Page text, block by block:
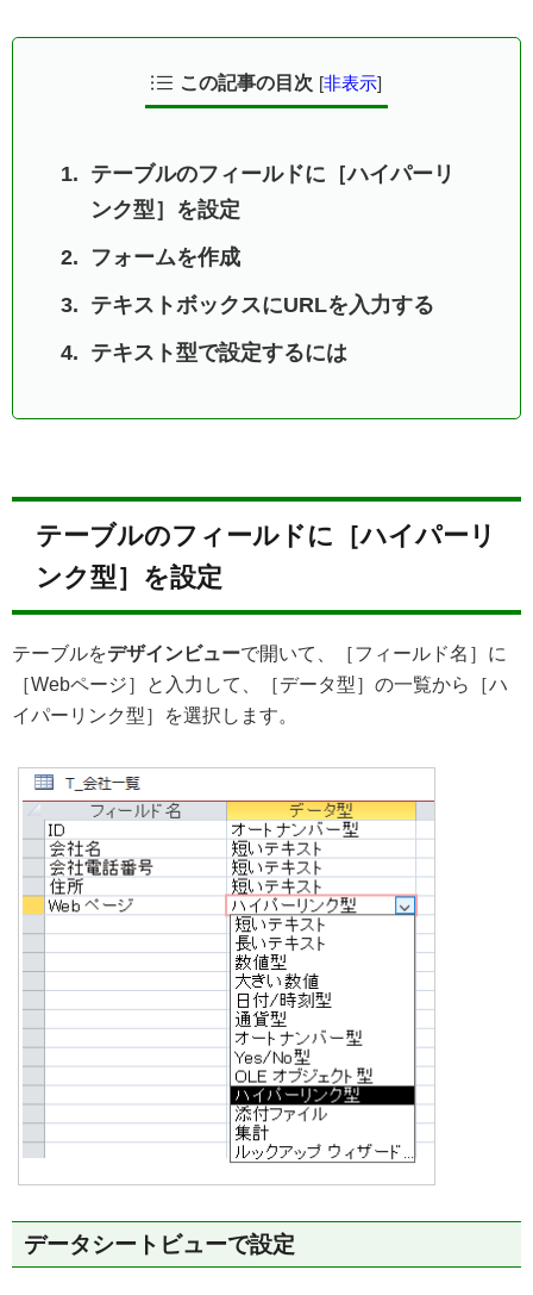
この記事の目次 [非表示]
テーブルのフィールドに［ハイパーリ
ンク型］を設定
フォームを作成
テキストボックスにURLを入力する
テキスト型で設定するには
テーブルのフィールドに［ハイパーリ
ンク型］を設定
テーブルをデザインビューで開いて、［フィールド名］に
［Webページ］と入力して、［データ型］の一覧から［ハ
イパーリンク型］を選択します。
データシートビューで設定